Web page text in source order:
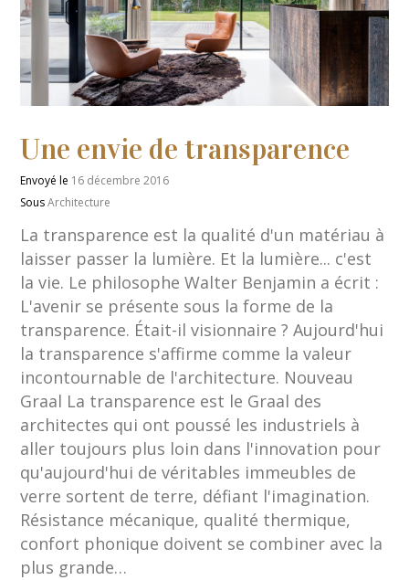
Une envie de transparence
Envoyé le 16 décembre 2016
SousArchitecture
La transparence est la qualité d'un matériau à
laisser passer la lumière. Et la lumière... c'est
la vie. Le philosophe Walter Benjamin a écrit :
L'avenir se présente sous la forme de la
transparence. Était-il visionnaire ? Aujourd'hui
la transparence s'affirme comme la valeur
incontournable de l'architecture. Nouveau
Graal La transparence est le Graal des
architectes qui ont poussé les industriels à
aller toujours plus loin dans l'innovation pour
qu'aujourd'hui de véritables immeubles de
verre sortent de terre, défiant l'imagination.
Résistance mécanique, qualité thermique,
confort phonique doivent se combiner avec la
plus grande…